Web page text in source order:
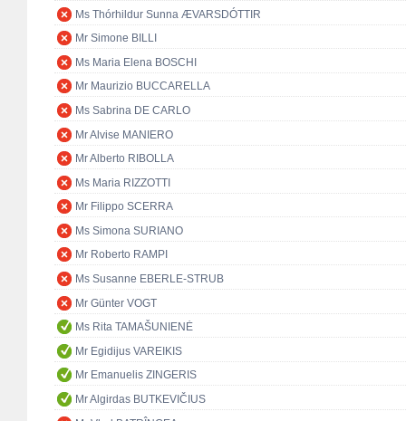
Ms Thórhildur Sunna ÆVARSDÓTTIR
Mr Simone BILLI
Ms Maria Elena BOSCHI
Mr Maurizio BUCCARELLA
Ms Sabrina DE CARLO
Mr Alvise MANIERO
Mr Alberto RIBOLLA
Ms Maria RIZZOTTI
Mr Filippo SCERRA
Ms Simona SURIANO
Mr Roberto RAMPI
Ms Susanne EBERLE-STRUB
Mr Günter VOGT
Ms Rita TAMAŠUNIENĖ
Mr Egidijus VAREIKIS
Mr Emanuelis ZINGERIS
Mr Algirdas BUTKEVIČIUS